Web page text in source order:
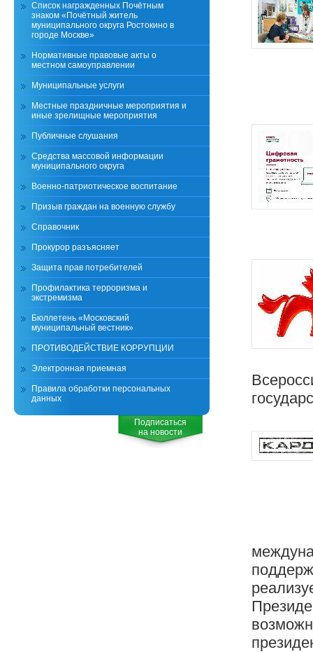
Список награжденных Почётным
знаком «Почётный житель
муниципального округа Ростокино в
городе Москве»
Нормативные правовые акты о
местном самоуправлении
Муниципальные услуги
Местные праздничные мероприятия и
иные зрелищные мероприятия
Публичные слушания
Средства массовой информации
муниципального округа
Военно-патриотическое воспитание
Призыв граждан на военную службу
Справочник
Прокурор разъясняет
Защита прав потребителей
Профилактика терроризма и
экстремизма
Бюллетень «Московский
муниципальный вестник»
ПРОТИВОДЕЙСТВИЕ КОРРУПЦИИ
Электронная приемная
Правила обработки персональных
данных
Подписаться
на новости